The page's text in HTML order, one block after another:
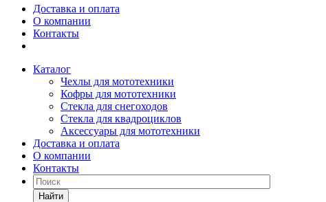
Доставка и оплата
О компании
Контакты
Каталог
Чехлы для мототехники
Кофры для мототехники
Стекла для снегоходов
Стекла для квадроциклов
Аксессуары для мототехники
Доставка и оплата
О компании
Контакты
Найти